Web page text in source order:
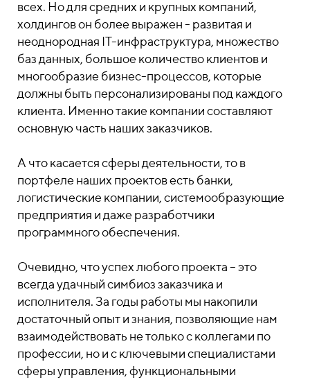
всех. Но для средних и крупных компаний,
холдингов он более выражен - развитая и
неоднородная IT-инфраструктура, множество
баз данных, большое количество клиентов и
многообразие бизнес-процессов, которые
должны быть персонализированы под каждого
клиента. Именно такие компании составляют
основную часть наших заказчиков.
А что касается сферы деятельности, то в
портфеле наших проектов есть банки,
логистические компании, системообразующие
предприятия и даже разработчики
программного обеспечения.
Очевидно, что успех любого проекта – это
всегда удачный симбиоз заказчика и
исполнителя. За годы работы мы накопили
достаточный опыт и знания, позволяющие нам
взаимодействовать не только с коллегами по
профессии, но и с ключевыми специалистами
сферы управления, функциональными